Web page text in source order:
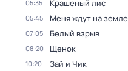
05:35 Крашеный лис
05:45 Меня ждут на земле
07:05 Белый взрыв
08:20 Щенок
10:20 Зай и Чик